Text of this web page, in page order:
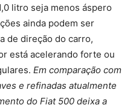
litro seja menos áspero
ainda podem ser
de direção do carro,
está acelerando forte ou
Em comparação com
e refinadas atualmente
do Fiat 500 deixa a